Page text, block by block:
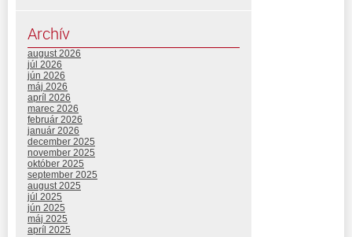
Archív
august 2026
júl 2026
jún 2026
máj 2026
apríl 2026
marec 2026
február 2026
január 2026
december 2025
november 2025
október 2025
september 2025
august 2025
júl 2025
jún 2025
máj 2025
apríl 2025